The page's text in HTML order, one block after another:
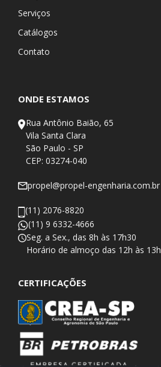
Serviços
Catálogos
Contato
ONDE ESTAMOS
Rua Antônio Baião, 65
Vila Santa Clara
São Paulo - SP
CEP: 03274-040
propel@propel-engenharia.com.br
(11) 2076-8820
(11) 9 6332-4666
Seg. a Sex., das 8h às 17h30
​Horário de almoço das 12h às 13h
CERTIFICAÇÕES